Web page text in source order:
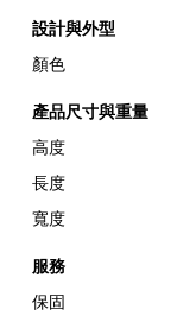
設計與外型
顏色
產品尺寸與重量
高度
長度
寬度
服務
保固